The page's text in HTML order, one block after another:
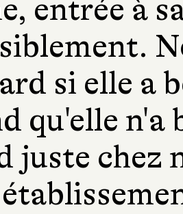
entrée à
si elle a
qu'elle n'a
juste chez